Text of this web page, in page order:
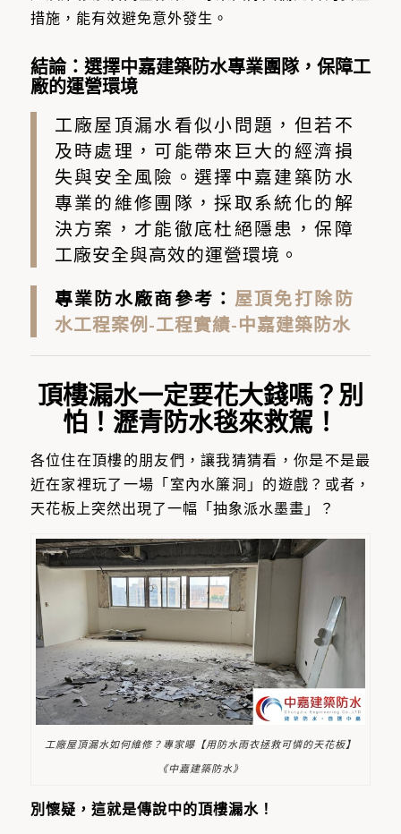
措施，能有效避免意外發生。
結論：選擇中嘉建築防水專業團隊，保障工
廠的運營環境
工廠屋頂漏水看似小問題，但若不
及時處理，可能帶來巨大的經濟損
失與安全風險。選擇中嘉建築防水
專業的維修團隊，採取系統化的解
決方案，才能徹底杜絕隱患，保障
工廠安全與高效的運營環境。
專業防水廠商參考： 屋頂免打除防
水工程案例-工程實績-中嘉建築防水
頂樓漏水一定要花大錢嗎？別
怕！瀝青防水毯來救駕！
各位住在頂樓的朋友們，讓我猜猜看，你是不是最
近在家裡玩了一場「室內水簾洞」的遊戲？或者，
天花板上突然出現了一幅「抽象派水墨畫」？
工廠屋頂漏水如何維修？專家曝【用防水雨衣拯救可憐的天花板】
《中嘉建築防水》
別懷疑，這就是傳說中的頂樓漏水！